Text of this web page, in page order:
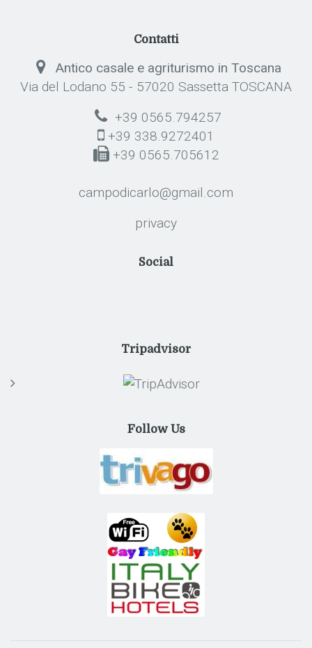
Contatti
Antico casale e agriturismo in Toscana
Via del Lodano 55 - 57020 Sassetta TOSCANA
+39 0565.794257
+39 338.9272401
+39 0565.705612
campodicarlo@gmail.com
privacy
Social
Tripadvisor
Follow Us